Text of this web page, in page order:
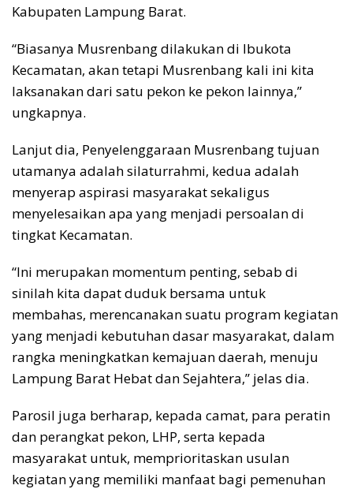
Kabupaten Lampung Barat.
“Biasanya Musrenbang dilakukan di Ibukota
Kecamatan, akan tetapi Musrenbang kali ini kita
laksanakan dari satu pekon ke pekon lainnya,”
ungkapnya.
Lanjut dia, Penyelenggaraan Musrenbang tujuan
utamanya adalah silaturrahmi, kedua adalah
menyerap aspirasi masyarakat sekaligus
menyelesaikan apa yang menjadi persoalan di
tingkat Kecamatan.
“Ini merupakan momentum penting, sebab di
sinilah kita dapat duduk bersama untuk
membahas, merencanakan suatu program kegiatan
yang menjadi kebutuhan dasar masyarakat, dalam
rangka meningkatkan kemajuan daerah, menuju
Lampung Barat Hebat dan Sejahtera,” jelas dia.
Parosil juga berharap, kepada camat, para peratin
dan perangkat pekon, LHP, serta kepada
masyarakat untuk, memprioritaskan usulan
kegiatan yang memiliki manfaat bagi pemenuhan